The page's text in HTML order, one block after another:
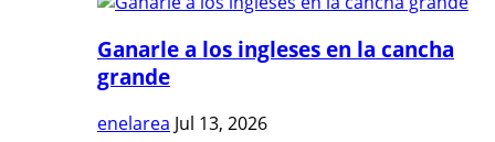
Ganarle a los ingleses en la cancha
grande
enelarea Jul 13, 2026